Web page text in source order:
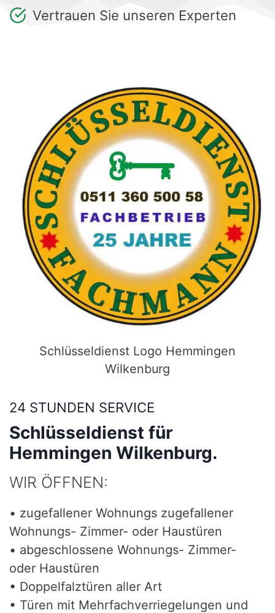
Vertrauen Sie unseren Experten
Schlüsseldienst Logo Hemmingen
Wilkenburg
24 STUNDEN SERVICE
Schlüsseldienst für
Hemmingen Wilkenburg.
WIR ÖFFNEN:
• zugefallener Wohnungs zugefallener
Wohnungs- Zimmer- oder Haustüren
• abgeschlossene Wohnungs- Zimmer-
oder Haustüren
• Doppelfalztüren aller Art
• Türen mit Mehrfachverriegelungen und